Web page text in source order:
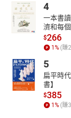
EP.16 耶穌回到自
EP.17 耶穌回到自
EP.18 耶穌在迦百
EP.19 耶穌在迦百
EP.20 耶穌呼召人來
EP.21 耶穌伸手醫
EP.22 耶穌醫治一位
EP.23 耶穌說他來是
EP.24 耶穌用比喻
EP.25 安息日引發的
4
一本書
濟和每
$266
1 % (賺2
5
扁平時
書】
$385
1 % (賺3